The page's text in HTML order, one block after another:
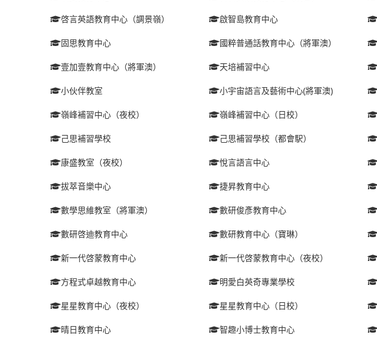
啓言英語教育中心（調景嶺） 啟智島教育中心
固思教育中心 國粹普通話教育中心（將軍澳）
壹加壹教育中心（將軍澳） 天培補習中心
小伙伴教室 小宇宙語言及藝術中心(將軍澳)
嶺峰補習中心（夜校） 嶺峰補習中心（日校）
己思補習學校 己思補習學校（都會駅）
康盛教室（夜校） 悅言語言中心
拔萃音樂中心 捷昇教育中心
數學思維教室（將軍澳） 數研俊彥教育中心
數研啓迪教育中心 數研教育中心（寶琳）
新一代啓蒙教育中心 新一代啓蒙教育中心（夜校）
方程式卓越教育中心 明愛白英奇專業學校
星星教育中心（夜校） 星星教育中心（日校）
晴日教育中心 智趣小博士教育中心